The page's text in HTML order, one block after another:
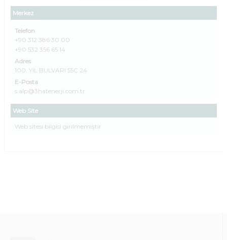
Merkez
Telefon
+90 312 386 30 00
+90 532 356 65 14
Adres
100. YIL BULVARI 55C 24
E-Posta
s.alp@3hatenerji.com.tr
Web Site
Web sitesi bilgisi girilmemiştir.